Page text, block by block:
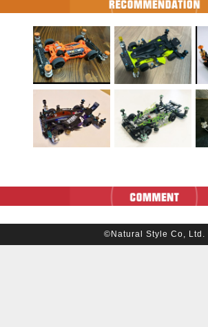
©Natural Style Co, Ltd.